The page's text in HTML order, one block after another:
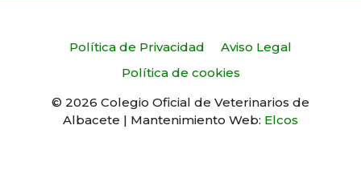
Política de Privacidad
Aviso Legal
Política de cookies
© 2026 Colegio Oficial de Veterinarios de
Albacete | Mantenimiento Web: Elcos